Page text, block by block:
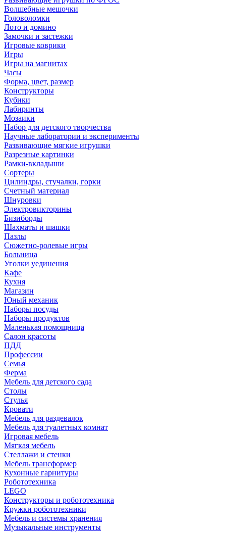
Волшебные мешочки
Головоломки
Лото и домино
Замочки и застежки
Игровые коврики
Игры
Игры на магнитах
Часы
Форма, цвет, размер
Конструкторы
Кубики
Лабиринты
Мозаики
Набор для детского творчества
Научные лаборатории и эксперименты
Развивающие мягкие игрушки
Разрезные картинки
Рамки-вкладыши
Сортеры
Цилиндры, стучалки, горки
Счетный материал
Шнуровки
Электровикторины
Бизиборды
Шахматы и шашки
Пазлы
Сюжетно-ролевые игры
Больница
Уголки уединения
Кафе
Кухня
Магазин
Юный механик
Наборы посуды
Наборы продуктов
Маленькая помощница
Салон красоты
ПДД
Профессии
Семья
Ферма
Мебель для детского сада
Столы
Cтулья
Кровати
Мебель для раздевалок
Мебель для туалетных комнат
Игровая мебель
Мягкая мебель
Стеллажи и стенки
Мебель трансформер
Кухонные гарнитуры
Робототехника
LEGO
Конструкторы и робототехника
Кружки робототехники
Мебель и системы хранения
Музыкальные инструменты